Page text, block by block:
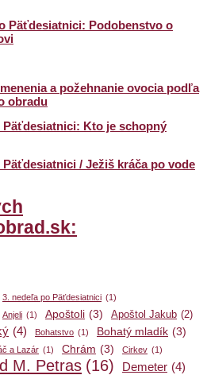
Päťdesiatnici: Podobenstvo o
a požehnanie ovocia podľa
obradu
Päťdesiatnici: Kto je schopný
Päťdesiatnici / Ježiš kráča po vode
3. nedeľa po Päťdesiatnici (1)
Anjeli (1) Apoštoli (3) Apoštol Jakub (2)
(4) Bohatstvo (1) Bohatý mladík (3)
a Lazár (1) Chrám (3) Cirkev (1)
M. Petras (16) Demeter (4)